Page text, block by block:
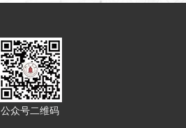
公众号二维码